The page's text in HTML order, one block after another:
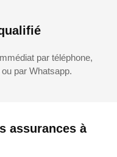
assurances à
par téléphone,
par Whatsapp.